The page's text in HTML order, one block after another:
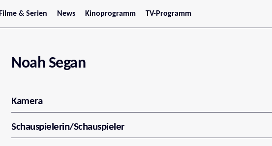
Filme & Serien
Trailer
Serienarchiv
News
Stars
Kinoprogramm
Jetzt im Kino
Tirol
Vorarlberg
TV-Programm
Noah Segan
Kamera
Schauspielerin/Schauspieler